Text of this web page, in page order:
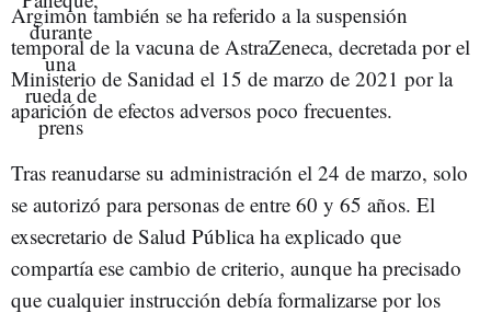
Argimon también se ha referido a la suspensión
temporal de la vacuna de AstraZeneca, decretada por el
Ministerio de Sanidad el 15 de marzo de 2021 por la
aparición de efectos adversos poco frecuentes.
Tras reanudarse su administración el 24 de marzo, solo
se autorizó para personas de entre 60 y 65 años. El
exsecretario de Salud Pública ha explicado que
compartía ese cambio de criterio, aunque ha precisado
que cualquier instrucción debía formalizarse por los